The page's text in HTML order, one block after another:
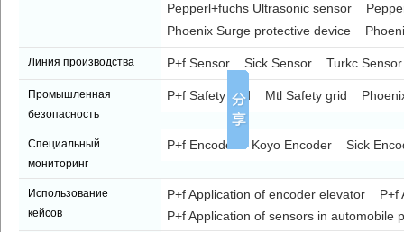
Pepperl+fuchs Ultrasonic sensor
Phoenix Surge protective device
Линия производства P+f Sensor Sick Sensor Turkc Sensor
Промышленная
безопасность
P+f Safety grid Mtl Safety grid
Специальный
мониторинг
P+f Encoder Koyo Encoder Sick
Использование
кейсов
P+f Application of encoder elevator
P+f
P+f Application of sensors in automobile